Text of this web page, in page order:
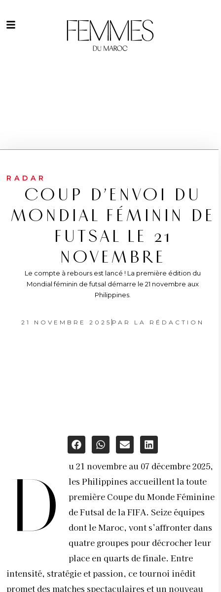
RADAR
COUP D’ENVOI DU
MONDIAL FÉMININ DE
FUTSAL LE 21
NOVEMBRE
Le compte à rebours est lancé ! La première édition du
Mondial féminin de futsal démarre le 21 novembre aux
Philippines.
21 NOVEMBRE 2025 PAR LA RÉDACTION
D
u 21 novembre au 07 décembre 2025,
les Philippines accueillent la toute
première Coupe du Monde Féminine
de Futsal de la FIFA. Seize équipes
dont le Maroc, vont s’affronter dans
quatre groupes pour décrocher leur
place en quarts de finale. Entre
intensité, stratégie et passion, ce tournoi inédit
promet des matches spectaculaires et un nouveau